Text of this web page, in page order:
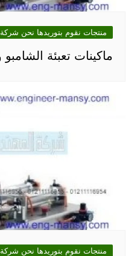
منتجات نقوم بتوريدها نحن
ماكينات تعبئة
منتجات نقوم بتوريدها نحن